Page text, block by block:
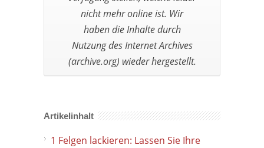
Artikelinhalt
1 Felgen lackieren: Lassen Sie Ihre